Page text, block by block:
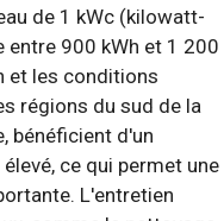
de 1 kWc (kilowatt-
entre 900 kWh et 1 200
et les conditions
régions du sud de la
bénéficient d'un
ce qui permet une
L'entretien